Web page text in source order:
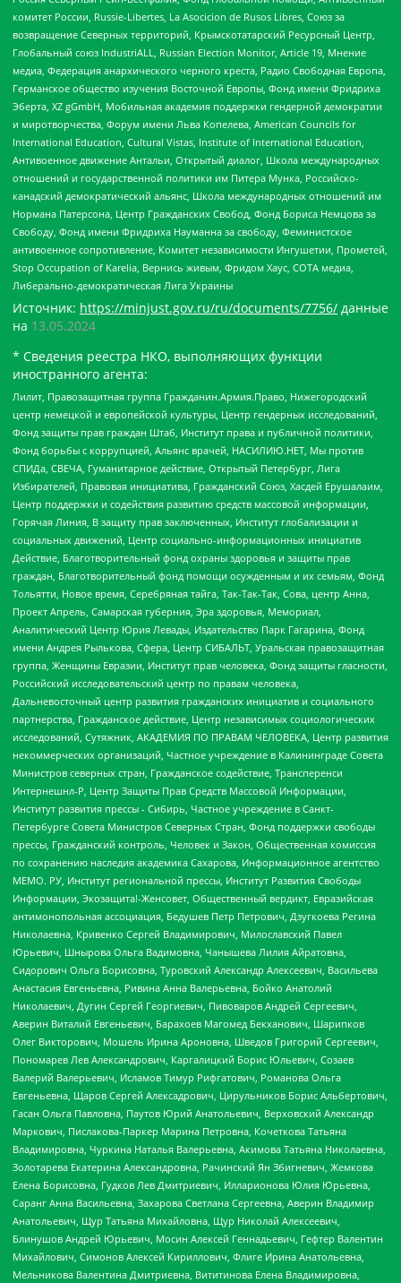
комитет России, Russie-Libertes, La Asocicion de Rusos Libres, Союз за
возвращение Северных территорий, Крымскотатарский Ресурсный Центр,
Глобальный союз IndustriALL, Russian Election Monitor, Article 19, Мнение
медиа, Федерация анархического черного креста, Радио Свободная Европа,
Германское общество изучения Восточной Европы, Фонд имени Фридриха
Эберта, XZ gGmbH, Мобильная академия поддержки гендерной демократии
и миротворчества, Форум имени Льва Копелева, American Councils for
International Education, Cultural Vistas, Institute of International Education,
Антивоенное движение Антальи, Открытый диалог, Школа международных
отношений и государственной политики им Питера Мунка, Российско-
канадский демократический альянс, Школа международных отношений им
Нормана Патерсона, Центр Гражданских Свобод, Фонд Бориса Немцова за
Свободу, Фонд имени Фридриха Науманна за свободу, Феминистское
антивоенное сопротивление, Комитет независимости Ингушетии, Прометей,
Stop Occupation of Karelia, Вернись живым, Фридом Хаус, СОТА медиа,
Либерально-демократическая Лига Украины
Источник: https://minjust.gov.ru/ru/documents/7756/ данные
на 13.05.2024
* Сведения реестра НКО, выполняющих функции
иностранного агента:
Лилит, Правозащитная группа Гражданин.Армия.Право, Нижегородский
центр немецкой и европейской культуры, Центр гендерных исследований,
Фонд защиты прав граждан Штаб, Институт права и публичной политики,
Фонд борьбы с коррупцией, Альянс врачей, НАСИЛИЮ.НЕТ, Мы против
СПИДа, СВЕЧА, Гуманитарное действие, Открытый Петербург, Лига
Избирателей, Правовая инициатива, Гражданский Союз, Хасдей Ерушалаим,
Центр поддержки и содействия развитию средств массовой информации,
Горячая Линия, В защиту прав заключенных, Институт глобализации и
социальных движений, Центр социально-информационных инициатив
Действие, Благотворительный фонд охраны здоровья и защиты прав
граждан, Благотворительный фонд помощи осужденным и их семьям, Фонд
Тольятти, Новое время, Серебряная тайга, Так-Так-Так, Сова, центр Анна,
Проект Апрель, Самарская губерния, Эра здоровья, Мемориал,
Аналитический Центр Юрия Левады, Издательство Парк Гагарина, Фонд
имени Андрея Рылькова, Сфера, Центр СИБАЛЬТ, Уральская правозащитная
группа, Женщины Евразии, Институт прав человека, Фонд защиты гласности,
Российский исследовательский центр по правам человека,
Дальневосточный центр развития гражданских инициатив и социального
партнерства, Гражданское действие, Центр независимых социологических
исследований, Сутяжник, АКАДЕМИЯ ПО ПРАВАМ ЧЕЛОВЕКА, Центр развития
некоммерческих организаций, Частное учреждение в Калининграде Совета
Министров северных стран, Гражданское содействие, Трансперенси
Интернешнл-Р, Центр Защиты Прав Средств Массовой Информации,
Институт развития прессы - Сибирь, Частное учреждение в Санкт-
Петербурге Совета Министров Северных Стран, Фонд поддержки свободы
прессы, Гражданский контроль, Человек и Закон, Общественная комиссия
по сохранению наследия академика Сахарова, Информационное агентство
МЕМО. РУ, Институт региональной прессы, Институт Развития Свободы
Информации, Экозащита!-Женсовет, Общественный вердикт, Евразийская
антимонопольная ассоциация, Бедушев Петр Петрович, Дзугкоева Регина
Николаевна, Кривенко Сергей Владимирович, Милославский Павел
Юрьевич, Шнырова Ольга Вадимовна, Чанышева Лилия Айратовна,
Сидорович Ольга Борисовна, Туровский Александр Алексеевич, Васильева
Анастасия Евгеньевна, Ривина Анна Валерьевна, Бойко Анатолий
Николаевич, Дугин Сергей Георгиевич, Пивоваров Андрей Сергеевич,
Аверин Виталий Евгеньевич, Барахоев Магомед Бекханович, Шарипков
Олег Викторович, Мошель Ирина Ароновна, Шведов Григорий Сергеевич,
Пономарев Лев Александрович, Каргалицкий Борис Юльевич, Созаев
Валерий Валерьевич, Исламов Тимур Рифгатович, Романова Ольга
Евгеньевна, Щаров Сергей Алексадрович, Цирульников Борис Альбертович,
Гасан Ольга Павловна, Паутов Юрий Анатольевич, Верховский Александр
Маркович, Пислакова-Паркер Марина Петровна, Кочеткова Татьяна
Владимировна, Чуркина Наталья Валерьевна, Акимова Татьяна Николаевна,
Золотарева Екатерина Александровна, Рачинский Ян Збигневич, Жемкова
Елена Борисовна, Гудков Лев Дмитриевич, Илларионова Юлия Юрьевна,
Саранг Анна Васильевна, Захарова Светлана Сергеевна, Аверин Владимир
Анатольевич, Щур Татьяна Михайловна, Щур Николай Алексеевич,
Блинушов Андрей Юрьевич, Мосин Алексей Геннадьевич, Гефтер Валентин
Михайлович, Симонов Алексей Кириллович, Флиге Ирина Анатольевна,
Мельникова Валентина Дмитриевна, Вититинова Елена Владимировна,